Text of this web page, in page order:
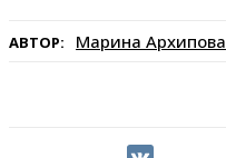
АВТОР: Марина Архипова